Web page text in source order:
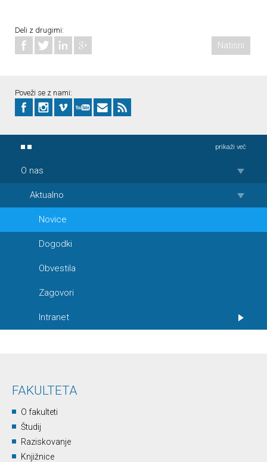
Deli z drugimi:
Natisni
Poveži se z nami:
prikaži več
O nas
Aktualno
Novice
Dogodki
Obvestila
Zagovori
Intranet
FAKULTETA
O fakulteti
Študij
Raziskovanje
Knjižnice